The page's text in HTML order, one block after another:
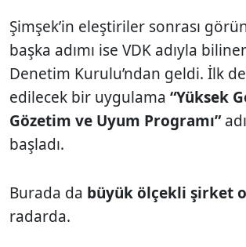
Şimşek’in eleştiriler sonrası
başka adımı ise VDK adıyla
Denetim Kurulu’ndan geldi. İlk
edilecek bir uygulama “Yüksek
Gözetim ve Uyum Programı”
başladı.
Burada da büyük ölçekli şirket
radarda.